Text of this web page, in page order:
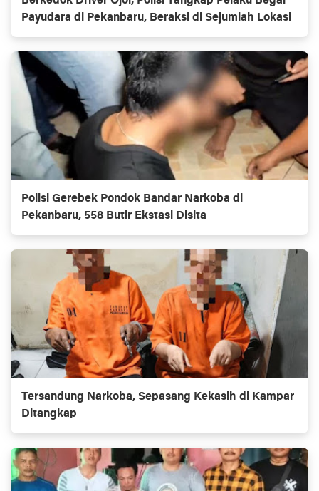
Payudara di Pekanbaru, Beraksi di Sejumlah Lokasi
Polisi Gerebek Pondok Bandar Narkoba di
Pekanbaru, 558 Butir Ekstasi Disita
Tersandung Narkoba, Sepasang Kekasih di Kampar
Ditangkap